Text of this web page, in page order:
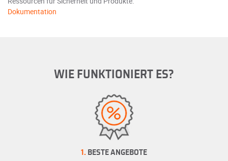
Dokumentation
WIE FUNKTIONIERT ES?
1. BESTE ANGEBOTE